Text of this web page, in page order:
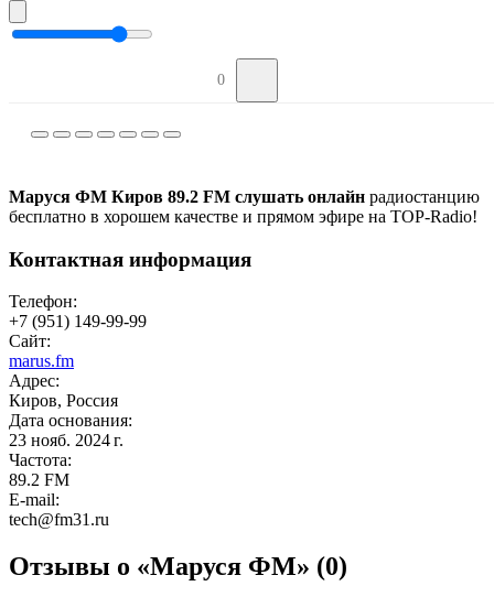
0
Маруся ФМ Киров 89.2 FM слушать онлайн радиостанцию
бесплатно в хорошем качестве и прямом эфире на TOP-Radio!
Контактная информация
Телефон:
+7 (951) 149-99-99
Сайт:
marus.fm
Адрес:
Киров, Россия
Дата основания:
23 нояб. 2024 г.
Частота:
89.2 FM
E-mail:
tech@fm31.ru
Отзывы о «Маруся ФМ» (0)